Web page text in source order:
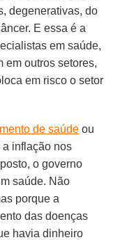
degenerativas, do
E essa é a
em saúde,
em outros setores,
em risco o setor
de saúde ou
a inflação nos
o governo
saúde. Não
porque a
das doenças
havia dinheiro